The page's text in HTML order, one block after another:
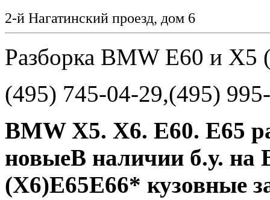
2-й Нагатинский проезд, дом 6
Разборка BMW E60 и
(495) 745-04-29,(495)
BMW Х5. Х6. Е60. Е65
новыеВ наличии б.у. на
(X6)Е65Е66* кузовные